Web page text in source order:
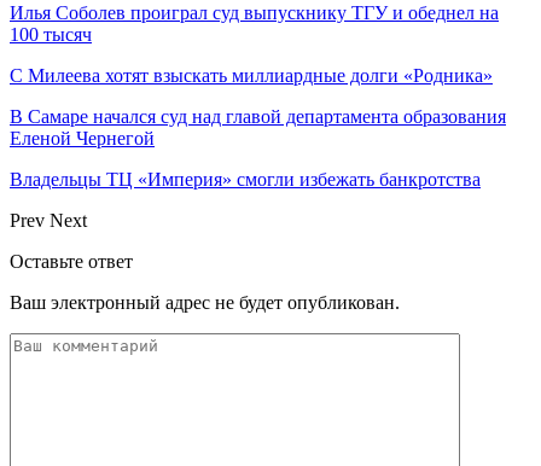
Илья Соболев проиграл суд выпускнику ТГУ и обеднел на
100 тысяч
С Милеева хотят взыскать миллиардные долги «Родника»
В Самаре начался суд над главой департамента образования
Еленой Чернегой
Владельцы ТЦ «Империя» смогли избежать банкротства
Prev Next
Оставьте ответ
Ваш электронный адрес не будет опубликован.